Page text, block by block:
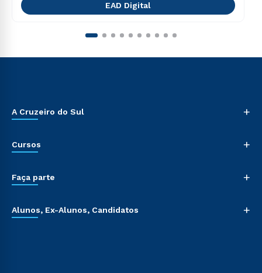
EAD Digital
A Cruzeiro do Sul +
Cursos +
Faça parte +
Alunos, Ex-Alunos, Candidatos +